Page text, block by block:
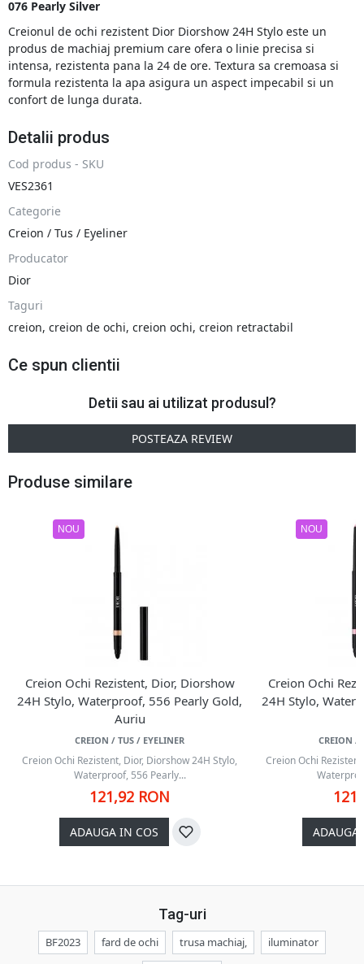
076 Pearly Silver
Creionul de ochi rezistent Dior Diorshow 24H Stylo este un
produs de machiaj premium care ofera o linie precisa si
intensa, rezistenta pana la 24 de ore. Textura sa cremoasa si
formula rezistenta la apa asigura un aspect impecabil si un
confort de lunga durata.
Detalii produs
Cod produs - SKU
VES2361
Categorie
Creion / Tus / Eyeliner
Producator
Dior
Taguri
creion, creion de ochi, creion ochi, creion retractabil
Ce spun clientii
Detii sau ai utilizat produsul?
POSTEAZA REVIEW
Produse similare
NOU
Creion Ochi Rezistent, Dior, Diorshow
24H Stylo, Waterproof, 556 Pearly Gold,
Auriu
CREION / TUS / EYELINER
Creion Ochi Rezistent, Dior, Diorshow 24H Stylo,
Waterproof, 556 Pearly...
121,92 RON
ADAUGA IN COS
NOU
Creion Ochi
24H Stylo,
CREION /
Creion Ochi
ADAUGA
Tag-uri
BF2023 fard de ochi trusa machiaj, iluminator